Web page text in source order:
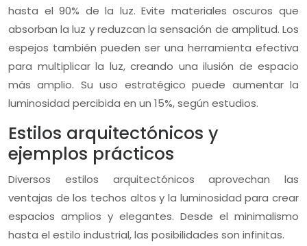
hasta el 90% de la luz. Evite materiales oscuros que
absorban la luz y reduzcan la sensación de amplitud. Los
espejos también pueden ser una herramienta efectiva
para multiplicar la luz, creando una ilusión de espacio
más amplio. Su uso estratégico puede aumentar la
luminosidad percibida en un 15%, según estudios.
Estilos arquitectónicos y
ejemplos prácticos
Diversos estilos arquitectónicos aprovechan las
ventajas de los techos altos y la luminosidad para crear
espacios amplios y elegantes. Desde el minimalismo
hasta el estilo industrial, las posibilidades son infinitas.